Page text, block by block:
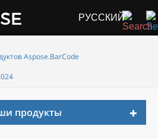
РУССКИЙ
Aspose.BarCode
продукты